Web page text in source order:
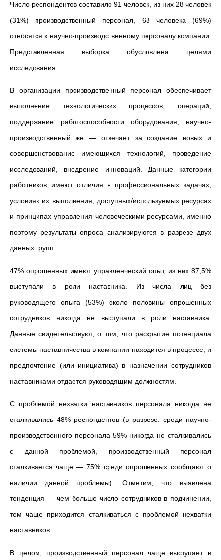
Число респондентов составило 91 человек, из них 28 человек
(31%) производственный персонал, 63 человека (69%)
относятся к научно-производственному персоналу компании.
Представленная выборка обусловлена целями
исследования.
В организации производственный персонал обеспечивает
выполнение технологических процессов, операций,
поддержание работоспособности оборудования, научно-
производственный же — отвечает за создание новых и
совершенствование имеющихся технологий, проведение
исследований, внедрение инноваций. Данные категории
работников имеют отличия в профессиональных задачах,
условиях их выполнения, доступных/используемых ресурсах
и принципах управления человеческими ресурсами, именно
поэтому результаты опроса анализируются в разрезе двух
данных групп.
47% опрошенных имеют управленческий опыт, из них 87,5%
выступали в роли наставника. Из числа лиц без
руководящего опыта (53%) около половины опрошенных
сотрудников никогда не выступали в роли наставника.
Данные свидетельствуют, о том, что раскрытие потенциала
системы наставничества в компании находится в процессе, и
предпочтение (или инициатива) в назначении сотрудников
наставниками отдается руководящим должностям.
С проблемой нехватки наставников персонала никогда не
сталкивались 48% респондентов (в разрезе: среди научно-
производственного персонала 59% никогда не сталкивались
с данной проблемой, производственный персонал
сталкивается чаще — 75% среди опрошенных сообщают о
наличии данной проблемы). Отметим, что выявлена
тенденция — чем больше число сотрудников в подчинении,
тем чаще приходится сталкиваться с проблемой нехватки
наставников.
В целом, производственный персонал чаще выступает в